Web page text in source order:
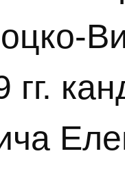
гг.